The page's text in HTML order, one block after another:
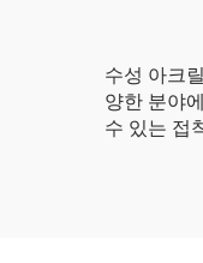
수성 아크
양한 분야
수 있는 접